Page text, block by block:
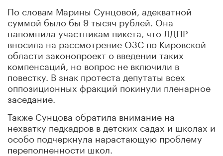
По словам Марины Сунцовой, адекватной
суммой было бы 9 тысяч рублей. Она
напомнила участникам пикета, что ЛДПР
вносила на рассмотрение ОЗС по Кировской
области законопроект о введении таких
компенсаций, но вопрос не включили в
повестку. В знак протеста депутаты всех
оппозиционных фракций покинули пленарное
заседание.
Также Сунцова обратила внимание на
нехватку педкадров в детских садах и школах и
особо подчеркнула нарастающую проблему
переполненности школ.